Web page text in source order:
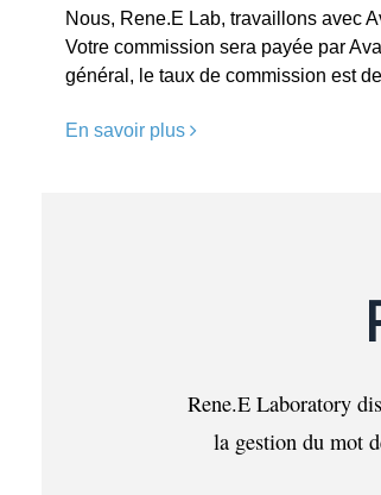
Nous, Rene.E Lab, travaillons avec
Votre commission sera payée par
général, le taux de commission est
En savoir plus
Rene.E Laboratory
la gestion du mot